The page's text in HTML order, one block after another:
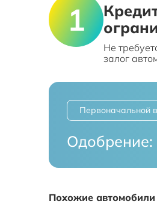
Не
залог
Первоначальной
Одобрение:
Похожие автомобили